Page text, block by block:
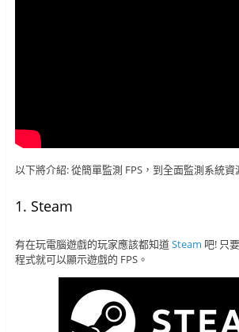
以下將介紹: 從簡單監測 FPS，到全面監測系統資
1. Steam
有在玩電腦遊戲的玩家應該都知道Steam 吧! 只
程式就可以顯示遊戲的 FPS。